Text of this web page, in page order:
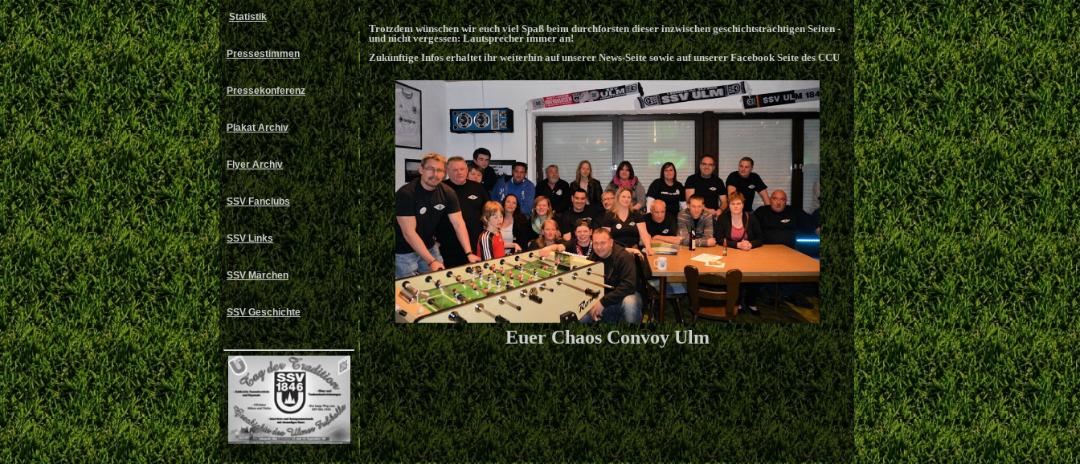
Statistik
Pressestimmen
Pressekonferenz
Plakat Archiv
Flyer Archiv
SSV Fanclubs
SSV Links
SSV Märchen
SSV Geschichte
Trotzdem wünschen wir euch viel Spaß beim durchforsten dieser inzwischen geschichtsträchtigen Seiten -
und nicht vergessen: Lautsprecher immer an!
Zukünftige Infos erhaltet ihr weiterhin auf unserer News-Seite sowie auf unserer Facebook Seite des CCU
Euer Chaos Convoy Ulm